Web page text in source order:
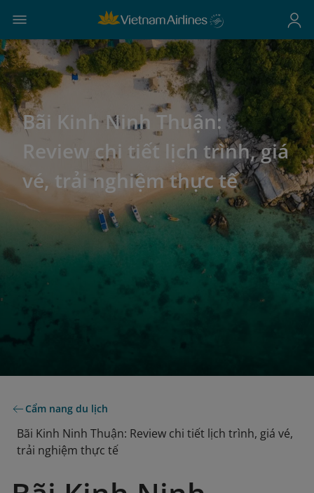
Bãi Kinh Ninh Thuận:
Review chi tiết lịch trình, giá
vé, trải nghiệm thực tế
Cẩm nang du lịch
Bãi Kinh Ninh Thuận: Review chi tiết lịch trình, giá vé,
trải nghiệm thực tế